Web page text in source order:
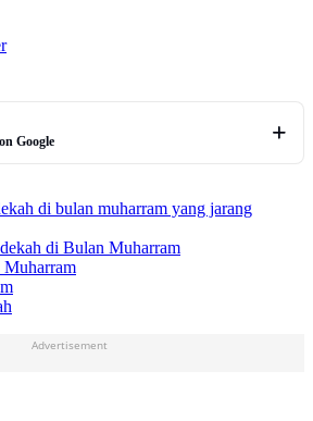
Google
di bulan muharram yang jarang
di Bulan Muharram
Muharram
Advertisement